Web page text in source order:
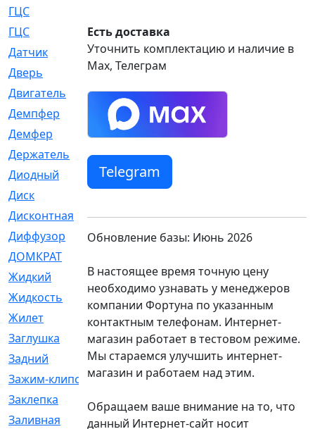
ГЦC
ГЦС
[74]
Датчик
[969]
Дверь
[249]
Двигатель
[64]
Демпфер
[2]
Демфер
[1]
Держатель
[5]
Диодный
[3]
Диск
Дисконтная
[1]
Диффузор
[1]
ДОМКРАТ
Жидкий
[5]
Жидкость
[80]
Жилет
[1]
Заглушка
[21]
Задний
[528]
Зажим-клипса
[1]
Заклепка
Заливная
[4]
Есть доставка
Уточнить комплектацию и наличие в
Max, Телеграм
Telegram
Обновление базы: Июнь 2026
В настоящее время точную цену
необходимо узнавать у менеджеров
компании Фортуна по указанным
контактным телефонам. Интернет-
магазин работает в тестовом режиме.
Мы стараемся улучшить интернет-
магазин и работаем над этим.
Обращаем ваше внимание на то, что
данный Интернет-сайт носит